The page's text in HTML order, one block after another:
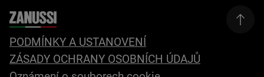
PODMÍNKY A USTANOVENÍ
ZÁSADY OCHRANY OSOBNÍCH ÚDAJŮ